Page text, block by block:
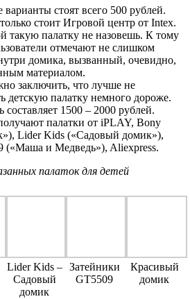
стоят всего 500 рублей.
стоит Игровой центр от Intex.
такую палатку не назовешь. К тому
отмечают не слишком
домика, вызванный, очевидно,
материалом.
заключить, что лучше не
детскую палатку немного дороже.
составляет 1500 – 2000 рублей.
палатки от iPLAY, Bony
Lider Kids («Садовый домик»),
(«Маша и Медведь»), Aliexpress.
палаток для детей
Lider Kids –
Садовый
домик
Затейники
GT5509
Красивый
домик